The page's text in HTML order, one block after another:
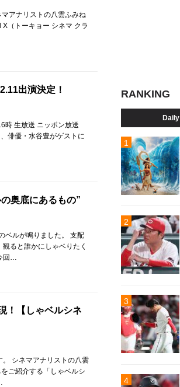
アナリストの八雲ふみね
（トーキョー シネマ クラ
出演決定！
時 生放送 ニッポン放送
俳優・水谷豊がゲストに
奥底にあるもの”
ベルが鳴りました。 支配
ると誰かにしゃベりたく
回…
！【しゃベルシネ
シネマアナリストの八雲
ご紹介する「しゃベルシ
RANKING
Daily